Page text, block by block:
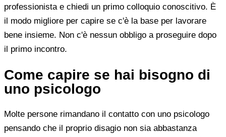
professionista e chiedi un primo colloquio conoscitivo. È
il modo migliore per capire se c'è la base per lavorare
bene insieme. Non c'è nessun obbligo a proseguire dopo
il primo incontro.
Come capire se hai bisogno di
uno psicologo
Molte persone rimandano il contatto con uno psicologo
pensando che il proprio disagio non sia abbastanza